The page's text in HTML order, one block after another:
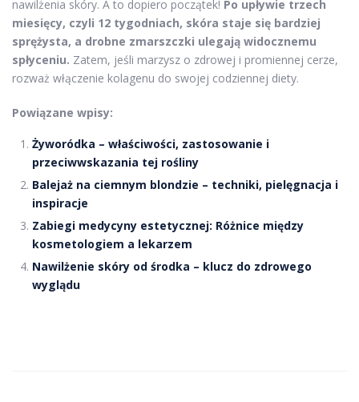
nawilżenia skóry. A to dopiero początek! Po upływie trzech
miesięcy, czyli 12 tygodniach, skóra staje się bardziej
sprężysta, a drobne zmarszczki ulegają widocznemu
spłyceniu. Zatem, jeśli marzysz o zdrowej i promiennej cerze,
rozważ włączenie kolagenu do swojej codziennej diety.
Powiązane wpisy:
Żyworódka – właściwości, zastosowanie i
przeciwwskazania tej rośliny
Balejaż na ciemnym blondzie – techniki, pielęgnacja i
inspiracje
Zabiegi medycyny estetycznej: Różnice między
kosmetologiem a lekarzem
Nawilżenie skóry od środka – klucz do zdrowego
wyglądu